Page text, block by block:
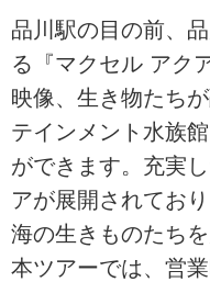
品川駅の目の前、
る『マクセル アク
映像、生き物たち
テインメント水族
ができます。充実
アが展開されてお
海の生きものたち
本ツアーでは、営